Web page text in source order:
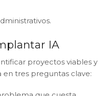
IA
proyectos viables y
tres preguntas clave: